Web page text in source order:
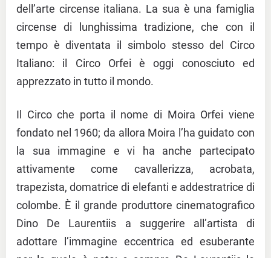
dell’arte circense italiana. La sua è una famiglia
circense di lunghissima tradizione, che con il
tempo è diventata il simbolo stesso del Circo
Italiano: il Circo Orfei è oggi conosciuto ed
apprezzato in tutto il mondo.
Il Circo che porta il nome di Moira Orfei viene
fondato nel 1960; da allora Moira l’ha guidato con
la sua immagine e vi ha anche partecipato
attivamente come cavallerizza, acrobata,
trapezista, domatrice di elefanti e addestratrice di
colombe. È il grande produttore cinematografico
Dino De Laurentiis a suggerire all’artista di
adottare l’immagine eccentrica ed esuberante